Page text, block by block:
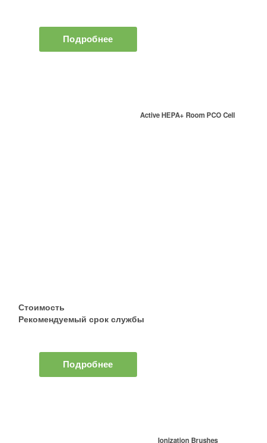
Подробнее
Active HEPA+ Room PCO Cell
Стоимость
Рекомендуемый срок службы
Подробнее
Ionization Brushes